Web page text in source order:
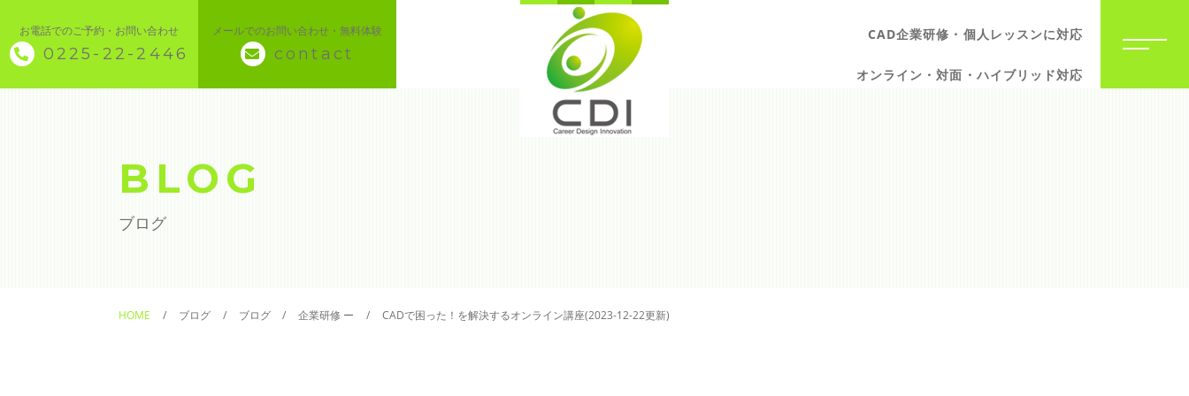
お電話でのご予約・お問い合わせ
0225-22-2446
メールでのお問い合わせ・無料体験
contact
CAD企業研修・個人レッスンに対応
オンライン・対面・ハイブリッド対応
◇ トップページ
◆ CAD・BIM
BLOG
ブログ
HOME ブログ ブログ 企業研修 ー CADで困った！を解決するオンライン講座(2023-12-22更新)